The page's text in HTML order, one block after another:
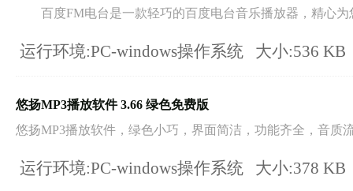
百度FM电台是一款轻巧的百度电台音乐播放器，精心为
运行环境:PC-windows操作系统 大小:536 KB
悠扬MP3播放软件 3.66 绿色免费版
悠扬MP3播放软件，绿色小巧，界面简洁，功能齐全，音质
运行环境:PC-windows操作系统 大小:378 KB